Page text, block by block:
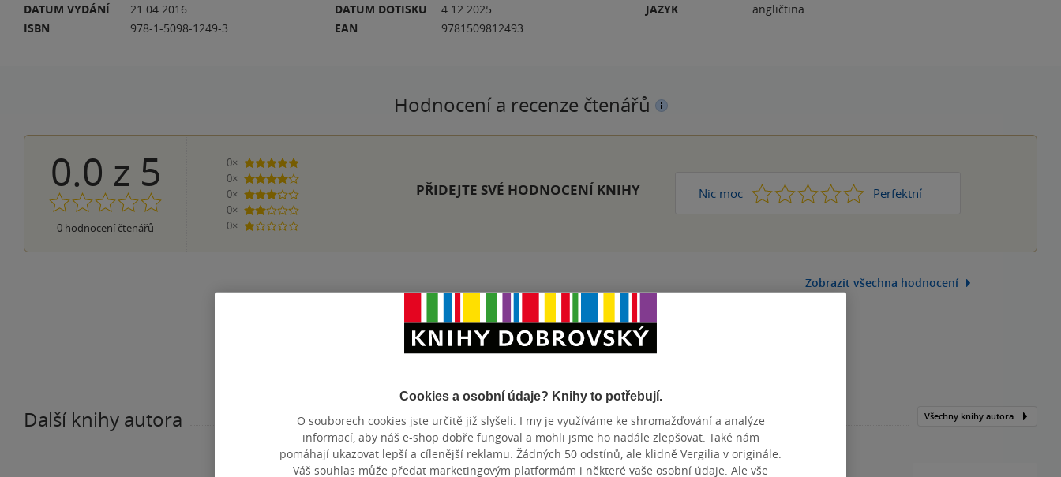
DATUM VYDÁNÍ
21.04.2016
ISBN
978-1-5098-1249-3
DATUM DOTISKU
4.12.2025
EAN
9781509812493
JAZYK
angličtina
Hodnocení a recenze čtenářů
0.0 z 5
0 hodnocení čtenářů
0×
5 hvězdiček
0×
4 hvězdičky
0×
3 hvězdičky
0×
2 hvězdičky
0×
1 hvezdička
PŘIDEJTE SVÉ HODNOCENÍ KNIHY Nic moc 1 2 3 4 Perfektní
5
Zobrazit všechna hodnocení
Přidat hodnocení
Další knihy autora Všechny knihy autora
Cookies a osobní údaje? Knihy to potřebují.
O souborech cookies jste určitě již slyšeli. I my je využíváme ke shromažďování a analýze
informací, aby náš e-shop dobře fungoval a mohli jsme ho nadále zlepšovat. Také nám
pomáhají ukazovat lepší a cílenější reklamu. Žádných 50 odstínů, ale klidně Vergilia v originále.
Váš souhlas může předat marketingovým platformám i některé vaše osobní údaje. Ale vše